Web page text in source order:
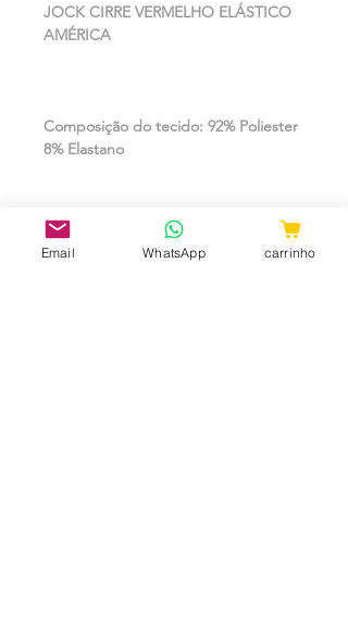
JOCK CIRRE VERMELHO ELÁSTICO
AMÉRICA
Composição do tecido: 92% Poliester
8% Elastano
Tamanho: Único (serve do 38 ao 44)
Email WhatsApp carrinho